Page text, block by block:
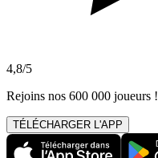
4,8/5
Rejoins nos 600 000 joueurs !
TÉLÉCHARGER L'APP